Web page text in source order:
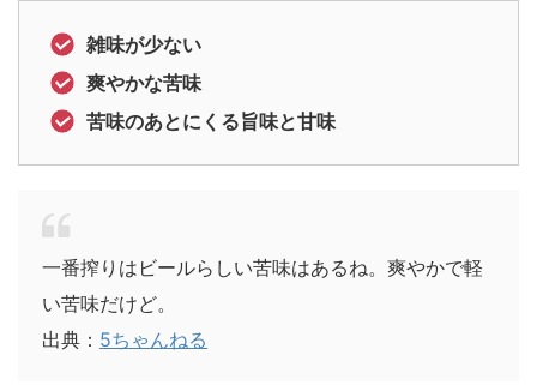
雑味が少ない
爽やかな苦味
苦味のあとにくる旨味と甘味
一番搾りはビールらしい苦味はあるね。爽やかで軽
い苦味だけど。
出典： 5ちゃんねる